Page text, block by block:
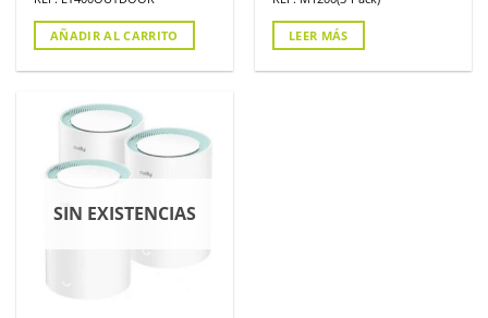
AÑADIR AL CARRITO LEER MÁS
SIN EXISTENCIAS